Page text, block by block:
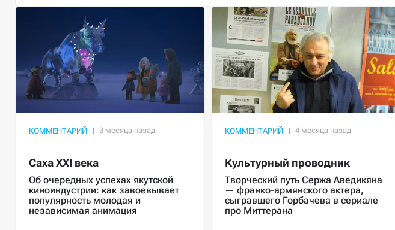
КОММЕНТАРИЙ
Саха XXI века
Об очередных успехах якутской
киноиндустрии: как завоевывает
популярность молодая и
независимая анимация
КОММЕНТАРИЙ
Культурный проводник
Творческий путь Сержа Аведикяна
— франко-армянского актера,
сыгравшего Горбачева в сериале
про Миттерана